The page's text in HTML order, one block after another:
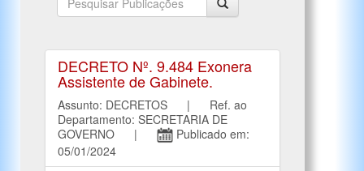
DECRETO Nº. 9.484 Exonera
Assistente de Gabinete.
Assunto: DECRETOS | Ref. ao
Departamento: SECRETARIA DE
GOVERNO |
Publicado em:
05/01/2024